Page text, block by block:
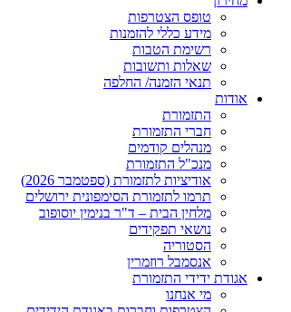
טופס הצטרפות
מידע כללי להזמנות
רשימת הטבות
שאלות ותשובות
תנאי הזמנה/ החלפה
אודות
התזמורת
חברי התזמורת
מנהלים קודמים
מנכ"ל התזמורת
אודיציות לתזמורת (ספטמבר 2026)
תרמו לתזמורת הסימפונית ירושלים
מלחין הבית – ד"ר בנימין יוסופוב
נושאי תפקידים
הסטוריה
אנסמבל רוזמרין
אגודת ידידי התזמורת
מי אנחנו